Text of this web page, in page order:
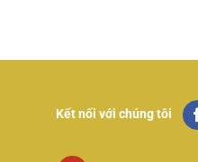
Kết nối với chúng tôi